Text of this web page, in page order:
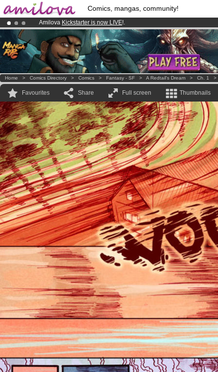
Comics, mangas, community!
Amilova Kickstarter is now LIVE!.
Premium membership from3.95 eurosper month !Get membership
Already 100000membersand 1000 comics & mangas!.
Home > Comics Directory > Comics > Fantasy - SF > A Redtail's Dream > Ch. 1
Favourites Share Full screen Thumbnails